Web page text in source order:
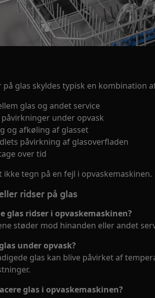
på glas skyldes typisk en kombination
glas og andet service
under opvask
og afkøling af glasset
påvirkning af glasoverfladen
over tid
tegn på en fejl i opvaskemaskinen.
ridser på glas
glas ridser i opvaskemaskinen?
støder mod hinanden eller andet
under opvask?
glas kan blive påvirket af
glas i opvaskemaskinen?